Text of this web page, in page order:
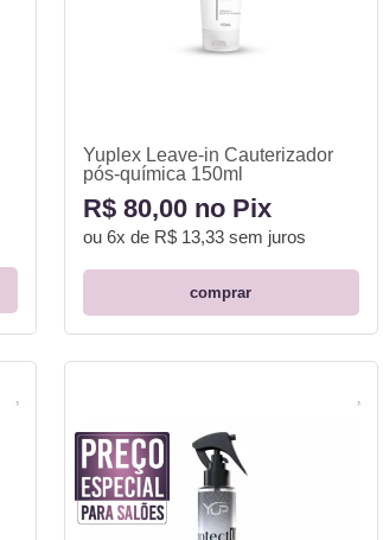
Yuplex Leave-in Cauterizador
pós-química 150ml
R$ 80,00 no Pix
ou 6x de R$ 13,33sem juros
comprar